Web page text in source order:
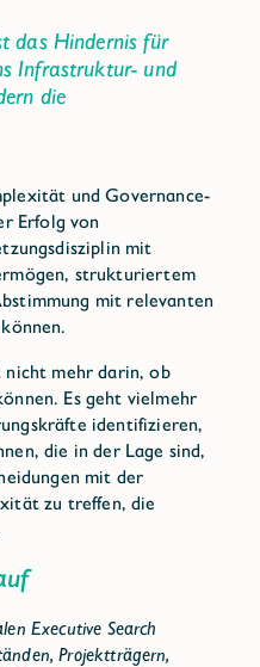
das Hindernis für
Infrastruktur- und
die
und Governance-
Erfolg von
mit
strukturiertem
mit relevanten
mehr darin, ob
Es geht vielmehr
identifizieren,
die in der Lage sind,
mit der
zu treffen, die
Executive Search
Projektträgern,